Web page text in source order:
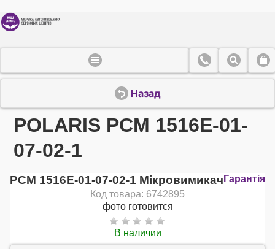
Назад
POLARIS PCM 1516E-01-
07-02-1
Гарантія
PCM 1516E-01-07-02-1 Мікровимикач
Код товара: 6742895
фото готовится
В наличии